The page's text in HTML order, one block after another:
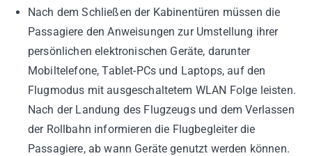
Nach dem Schließen der Kabinentüren müssen die
Passagiere den Anweisungen zur Umstellung ihrer
persönlichen elektronischen Geräte, darunter
Mobiltelefone, Tablet-PCs und Laptops, auf den
Flugmodus mit ausgeschaltetem WLAN Folge leisten.
Nach der Landung des Flugzeugs und dem Verlassen
der Rollbahn informieren die Flugbegleiter die
Passagiere, ab wann Geräte genutzt werden können.